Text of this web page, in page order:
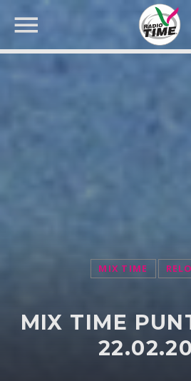
MIX TIME
MIX TIME